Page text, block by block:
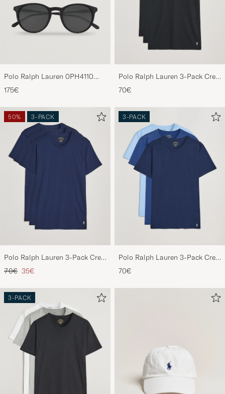
Polo Ralph Lauren 0PH4110
Round Sunglasses Matte Black
175€
Polo Ralph Lauren 3-Pack Crew
Neck T-Shirt Black
70€
50% 3-PACK
Polo Ralph Lauren 3-Pack Crew
Neck T-Shirt Navy
Regulärer Preis
70€ Reduzierter Preis
35€
3-PACK
Polo Ralph Lauren 3-Pack Crew
Neck T-Shirt Navy/Light
Navy/Elite Blue
70€
3-PACK